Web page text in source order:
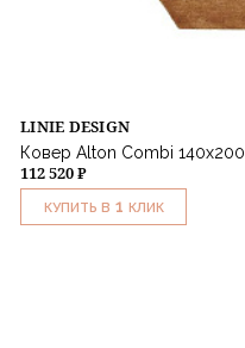
LINIE DESIGN
Ковер Alton Combi 140x200
112 520 ₽
КУПИТЬ В 1 КЛИК